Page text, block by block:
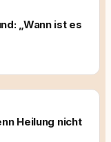
„Wann ist es
Heilung nicht